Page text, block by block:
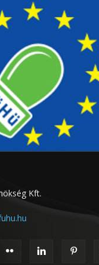
Kft.